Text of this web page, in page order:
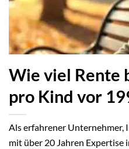
Wie viel Rente
pro Kind vor
Als erfahrener
mit über 20 Jahren Expertise